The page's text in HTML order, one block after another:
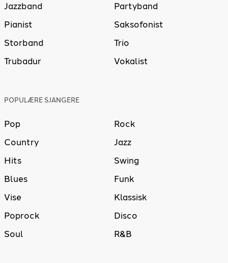
Jazzband
Partyband
Pianist
Saksofonist
Storband
Trio
Trubadur
Vokalist
POPULÆRE SJANGERE
Pop
Rock
Country
Jazz
Hits
Swing
Blues
Funk
Vise
Klassisk
Poprock
Disco
Soul
R&B